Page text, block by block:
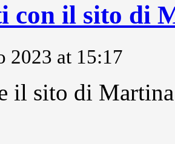
con il sito di
2023 at 15:17
il sito di